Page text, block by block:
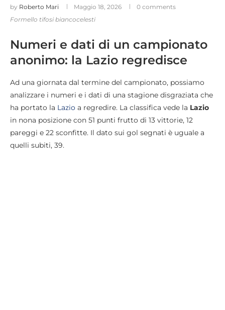
by Roberto Mari Maggio 18, 2026
0 comments
Formello tifosi biancocelesti
Numeri e dati di un campionato
anonimo: la Lazio regredisce
Ad una giornata dal termine del campionato, possiamo
analizzare i numeri e i dati di una stagione disgraziata che
ha portato la Lazio a regredire. La classifica vede la Lazio
in nona posizione con 51 punti frutto di 13 vittorie, 12
pareggi e 22 sconfitte. Il dato sui gol segnati è uguale a
quelli subiti, 39.